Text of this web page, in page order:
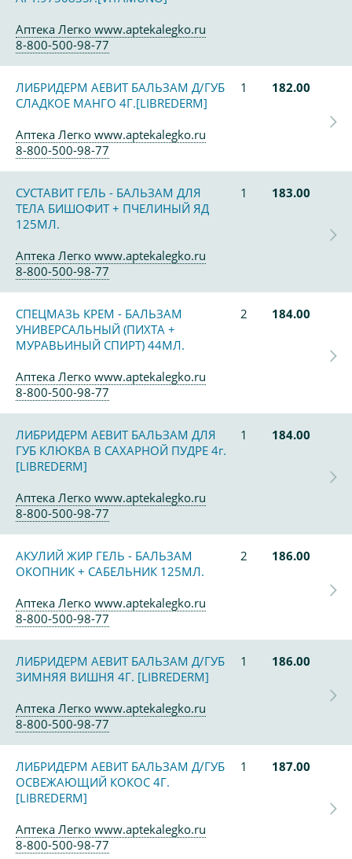
Аптека Легко www.aptekalegko.ru
8-800-500-98-77
ЛИБРИДЕРМ АЕВИТ БАЛЬЗАМ Д/ГУБ
СЛАДКОЕ МАНГО 4Г.[LIBREDERM]
1 182.00
Аптека Легко www.aptekalegko.ru
8-800-500-98-77
СУСТАВИТ ГЕЛЬ - БАЛЬЗАМ ДЛЯ
ТЕЛА БИШОФИТ + ПЧЕЛИНЫЙ ЯД
125МЛ.
1 183.00
Аптека Легко www.aptekalegko.ru
8-800-500-98-77
СПЕЦМАЗЬ КРЕМ - БАЛЬЗАМ
УНИВЕРСАЛЬНЫЙ (ПИХТА +
МУРАВЬИНЫЙ СПИРТ) 44МЛ.
2 184.00
Аптека Легко www.aptekalegko.ru
8-800-500-98-77
ЛИБРИДЕРМ АЕВИТ БАЛЬЗАМ ДЛЯ
ГУБ КЛЮКВА В САХАРНОЙ ПУДРЕ 4г.
[LIBREDERM]
1 184.00
Аптека Легко www.aptekalegko.ru
8-800-500-98-77
АКУЛИЙ ЖИР ГЕЛЬ - БАЛЬЗАМ
ОКОПНИК + САБЕЛЬНИК 125МЛ.
2 186.00
Аптека Легко www.aptekalegko.ru
8-800-500-98-77
ЛИБРИДЕРМ АЕВИТ БАЛЬЗАМ Д/ГУБ
ЗИМНЯЯ ВИШНЯ 4Г. [LIBREDERM]
1 186.00
Аптека Легко www.aptekalegko.ru
8-800-500-98-77
ЛИБРИДЕРМ АЕВИТ БАЛЬЗАМ Д/ГУБ
ОСВЕЖАЮЩИЙ КОКОС 4Г.
[LIBREDERM]
1 187.00
Аптека Легко www.aptekalegko.ru
8-800-500-98-77